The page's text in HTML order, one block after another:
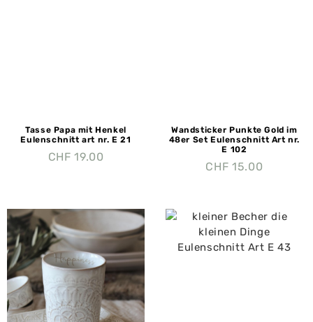
Tasse Papa mit Henkel
Eulenschnitt art nr. E 21
CHF 19.00
Wandsticker Punkte Gold im
48er Set Eulenschnitt Art nr.
E 102
CHF 15.00